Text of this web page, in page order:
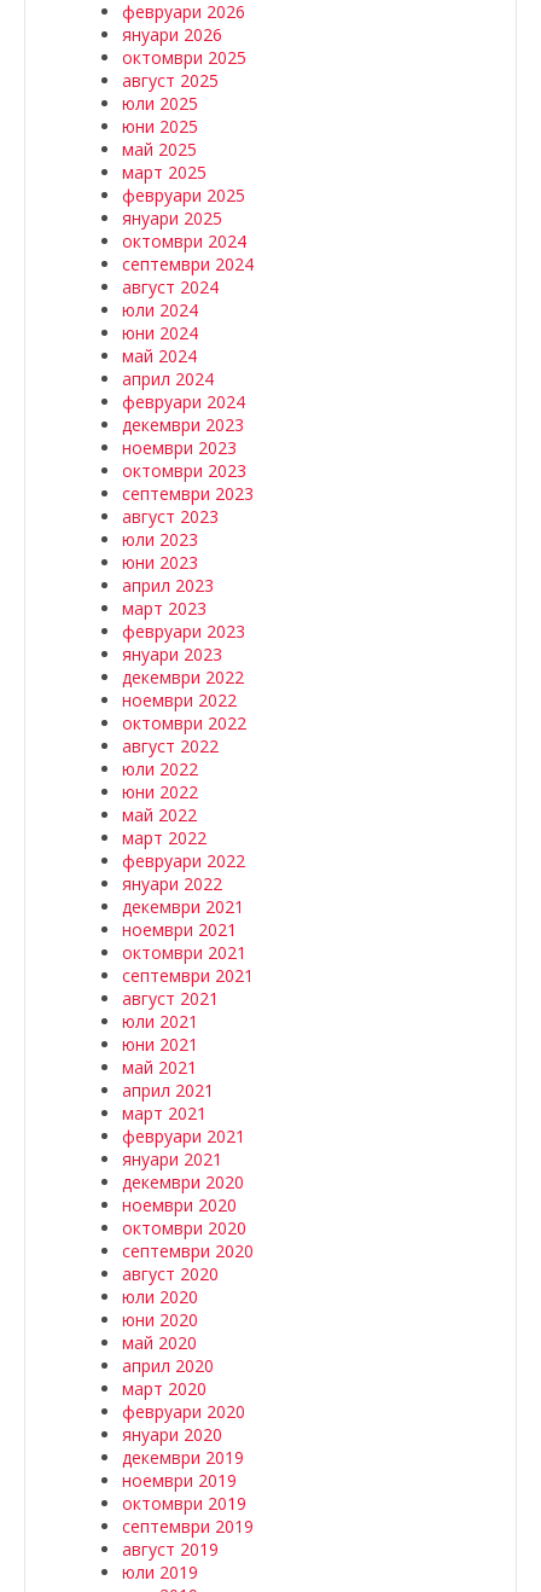
февруари 2026
януари 2026
октомври 2025
август 2025
юли 2025
юни 2025
май 2025
март 2025
февруари 2025
януари 2025
октомври 2024
септември 2024
август 2024
юли 2024
юни 2024
май 2024
април 2024
февруари 2024
декември 2023
ноември 2023
октомври 2023
септември 2023
август 2023
юли 2023
юни 2023
април 2023
март 2023
февруари 2023
януари 2023
декември 2022
ноември 2022
октомври 2022
август 2022
юли 2022
юни 2022
май 2022
март 2022
февруари 2022
януари 2022
декември 2021
ноември 2021
октомври 2021
септември 2021
август 2021
юли 2021
юни 2021
май 2021
април 2021
март 2021
февруари 2021
януари 2021
декември 2020
ноември 2020
октомври 2020
септември 2020
август 2020
юли 2020
юни 2020
май 2020
април 2020
март 2020
февруари 2020
януари 2020
декември 2019
ноември 2019
октомври 2019
септември 2019
август 2019
юли 2019